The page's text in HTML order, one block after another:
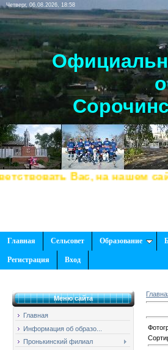
Четверг, 06.08.2026, 18:58
Вас, на нашем сайте!
Главная Сельсовет Образование
Регистрация Вход
Меню сайта
Главная
Информация об образо...
Пронькинский филиал